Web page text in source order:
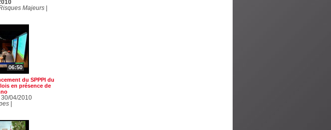
Majeurs|
06:50
du SPPPI du
en présence de
30/04/2010
|